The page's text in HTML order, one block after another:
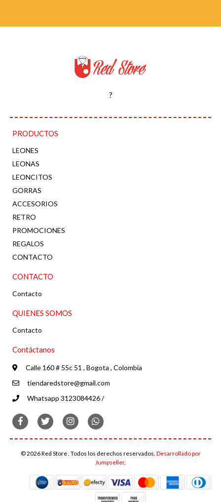
?
PRODUCTOS
LEONES
LEONAS
LEONCITOS
GORRAS
ACCESORIOS
RETRO
PROMOCIONES
REGALOS
CONTACTO
CONTACTO
Contacto
QUIENES SOMOS
Contacto
Contáctanos
Calle 160 # 55c 51 , Bogota , Colombia
tiendaredstore@gmail.com
Whatsapp 3123084426 /
© 2026 Red Store . Todos los derechos reservados. Desarrollado por
Jumpseller.